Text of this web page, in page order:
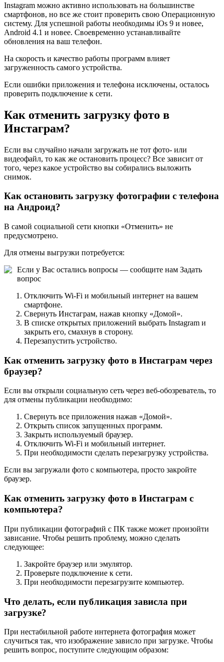
Instagram можно активно использовать на большинстве
смартфонов, но все же стоит проверить свою Операционную
систему. Для успешной работы необходимы iOs 9 и новее,
Android 4.1 и новее. Своевременно устанавливайте
обновления на ваш телефон.
На скорость и качество работы программ влияет
загруженность самого устройства.
Если ошибки приложения и телефона исключены, осталось
проверить подключение к сети.
Как отменить загрузку фото в
Инстаграм?
Если вы случайно начали загружать не тот фото- или
видеофайл, то как же остановить процесс? Все зависит от
того, через какое устройство вы собирались выложить
снимок.
Как остановить загрузку фотографии с телефона
на Андроид?
В самой социальной сети кнопки «Отменить» не
предусмотрено.
Для отмены выгрузки потребуется:
Если у Вас остались вопросы — сообщите нам Задать
вопрос
Отключить Wi-Fi и мобильный интернет на вашем
смартфоне.
Свернуть Инстаграм, нажав кнопку «Домой».
В списке открытых приложений выбрать Instagram и
закрыть его, смахнув в сторону.
Перезапустить устройство.
Как отменить загрузку фото в Инстаграм через
браузер?
Если вы открыли социальную сеть через веб-обозреватель, то
для отмены публикации необходимо:
Свернуть все приложения нажав «Домой».
Открыть список запущенных программ.
Закрыть используемый браузер.
Отключить Wi-Fi и мобильный интернет.
При необходимости сделать перезагрузку устройства.
Если вы загружали фото с компьютера, просто закройте
браузер.
Как отменить загрузку фото в Инстаграм с
компьютера?
При публикации фотографий с ПК также может произойти
зависание. Чтобы решить проблему, можно сделать
следующее:
Закройте браузер или эмулятор.
Проверьте подключение к сети.
При необходимости перезагрузите компьютер.
Что делать, если публикация зависла при
загрузке?
При нестабильной работе интернета фотография может
случиться так, что изображение зависло при загрузке. Чтобы
решить вопрос, поступите следующим образом: